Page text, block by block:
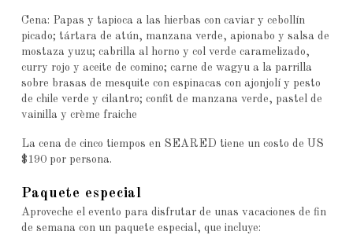
Cena: Papas y tapioca a las hierbas con caviar y cebollín
picado; tártara de atún, manzana verde, apionabo y salsa de
mostaza yuzu; cabrilla al horno y col verde caramelizado,
curry rojo y aceite de comino; carne de wagyu a la parrilla
sobre brasas de mesquite con espinacas con ajonjolí y pesto
de chile verde y cilantro; confit de manzana verde, pastel de
vainilla y crème fraiche
La cena de cinco tiempos en SEARED tiene un costo de US
$190 por persona.
Paquete especial
Aproveche el evento para disfrutar de unas vacaciones de fin
de semana con un paquete especial, que incluye: